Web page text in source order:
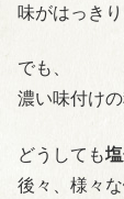
味がはっき
でも、
濃い味付けの
どうしても
後々、様々な